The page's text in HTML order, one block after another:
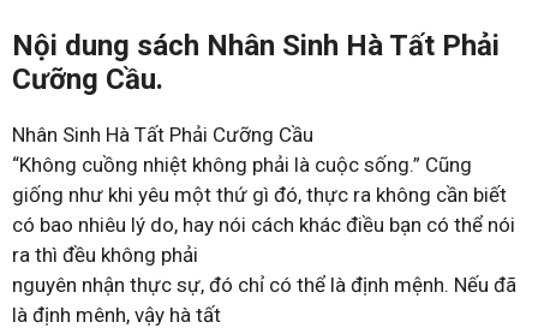
Nội dung sách Nhân Sinh Hà Tất Phải
Cưỡng Cầu.
Nhân Sinh Hà Tất Phải Cưỡng Cầu
“Không cuồng nhiệt không phải là cuộc sống.” Cũng
giống như khi yêu một thứ gì đó, thực ra không cần biết
có bao nhiêu lý do, hay nói cách khác điều bạn có thể nói
ra thì đều không phải
nguyên nhận thực sự, đó chỉ có thể là định mệnh. Nếu đã
là định mênh, vậy hà tất